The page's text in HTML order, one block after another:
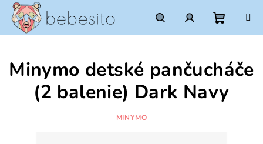
Prejsť
obsah
HľadaťPrihlásenie
košík
Minymo detské pančucháče
(2 balenie) Dark Navy
MINYMO